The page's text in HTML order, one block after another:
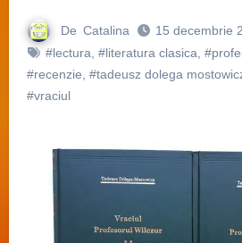
De Catalina
15 decembrie
#lectura, #literatura clasica,
#recenzie, #tadeusz dolega
#vraciul